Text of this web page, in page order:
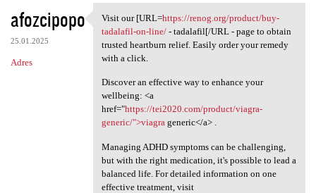
afozcipopo
25.01.2025
Adres
Visit our [URL=https://renog
Visit our [URL=https://renog.org/product/buy-
tadalafil-on-line/- tadalafil[/URL - page to obtain
trusted heartburn relief. Easily order your remedy
with a click.
Discover an effective way to enhance your
wellbeing: <a
href="https://tei2020.com/product/viagra-
generic/">viagrageneric</a> .
Managing ADHD symptoms can be challenging,
but with the right medication, it's possible to lead a
balanced life. For detailed information on one
effective treatment, visit